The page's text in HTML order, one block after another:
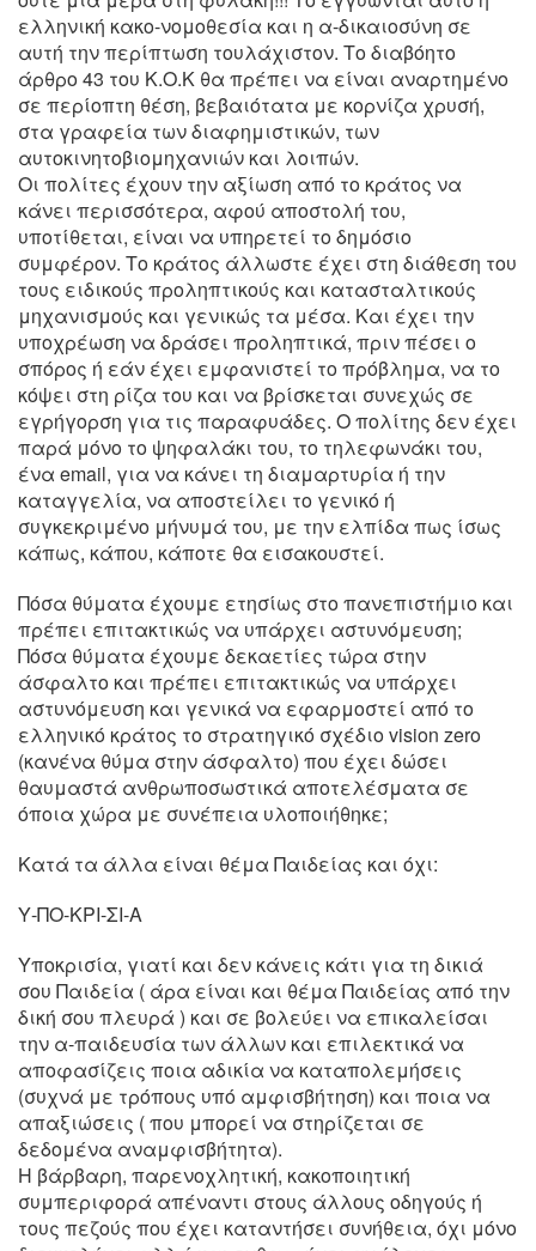
ελληνική κακο-νομοθεσία και η α-δικαιοσύνη σε
αυτή την περίπτωση τουλάχιστον. Το διαβόητο
άρθρο 43 του Κ.Ο.Κ θα πρέπει να είναι αναρτημένο
σε περίοπτη θέση, βεβαιότατα με κορνίζα χρυσή,
στα γραφεία των διαφημιστικών, των
αυτοκινητοβιομηχανιών και λοιπών.
Οι πολίτες έχουν την αξίωση από το κράτος να
κάνει περισσότερα, αφού αποστολή του,
υποτίθεται, είναι να υπηρετεί το δημόσιο
συμφέρον. Το κράτος άλλωστε έχει στη διάθεση του
τους ειδικούς προληπτικούς και κατασταλτικούς
μηχανισμούς και γενικώς τα μέσα. Και έχει την
υποχρέωση να δράσει προληπτικά, πριν πέσει ο
σπόρος ή εάν έχει εμφανιστεί το πρόβλημα, να το
κόψει στη ρίζα του και να βρίσκεται συνεχώς σε
εγρήγορση για τις παραφυάδες. Ο πολίτης δεν έχει
παρά μόνο το ψηφαλάκι του, το τηλεφωνάκι του,
ένα email, για να κάνει τη διαμαρτυρία ή την
καταγγελία, να αποστείλει το γενικό ή
συγκεκριμένο μήνυμά του, με την ελπίδα πως ίσως
κάπως, κάπου, κάποτε θα εισακουστεί.
Πόσα θύματα έχουμε ετησίως στο πανεπιστήμιο και
πρέπει επιτακτικώς να υπάρχει αστυνόμευση;
Πόσα θύματα έχουμε δεκαετίες τώρα στην
άσφαλτο και πρέπει επιτακτικώς να υπάρχει
αστυνόμευση και γενικά να εφαρμοστεί από το
ελληνικό κράτος το στρατηγικό σχέδιο vision zero
(κανένα θύμα στην άσφαλτο) που έχει δώσει
θαυμαστά ανθρωποσωστικά αποτελέσματα σε
όποια χώρα με συνέπεια υλοποιήθηκε;
Κατά τα άλλα είναι θέμα Παιδείας και όχι:
Υ-ΠΟ-ΚΡΙ-ΣΙ-Α
Υποκρισία, γιατί και δεν κάνεις κάτι για τη δικιά
σου Παιδεία ( άρα είναι και θέμα Παιδείας από την
δική σου πλευρά ) και σε βολεύει να επικαλείσαι
την α-παιδευσία των άλλων και επιλεκτικά να
αποφασίζεις ποια αδικία να καταπολεμήσεις
(συχνά με τρόπους υπό αμφισβήτηση) και ποια να
απαξιώσεις ( που μπορεί να στηρίζεται σε
δεδομένα αναμφισβήτητα).
Η βάρβαρη, παρενοχλητική, κακοποιητική
συμπεριφορά απέναντι στους άλλους οδηγούς ή
τους πεζούς που έχει καταντήσει συνήθεια, όχι μόνο